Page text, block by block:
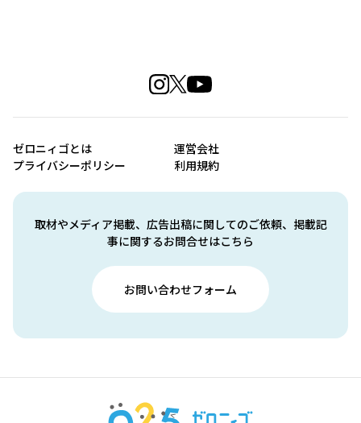
取材やメディア掲載、広告出稿に関してのご依頼、掲載記
事に関するお問合せはこちら
お問い合わせフォーム
ゼロニィゴとは
運営会社
プライバシーポリシー
利用規約